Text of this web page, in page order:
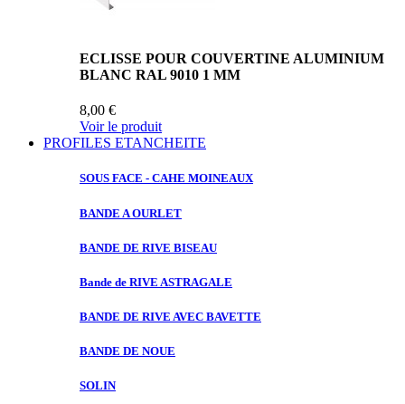
ECLISSE POUR COUVERTINE ALUMINIUM
BLANC RAL 9010 1 MM
8,00 €
Voir le produit
PROFILES ETANCHEITE
SOUS FACE - CAHE MOINEAUX
BANDE AOURLET
BANDE DE RIVE BISEAU
Bande de RIVE ASTRAGALE
BANDE DE RIVE AVEC BAVETTE
BANDE DE NOUE
SOLIN